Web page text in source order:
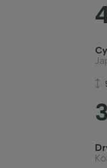
3